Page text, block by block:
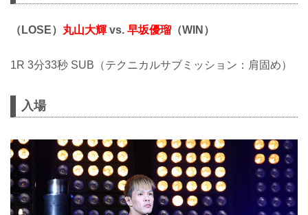
（LOSE） 丸山大輝 vs. 早坂優瑠 （WIN）
1R 3分33秒 SUB（テクニカルサブミッション：肩固め）
入場